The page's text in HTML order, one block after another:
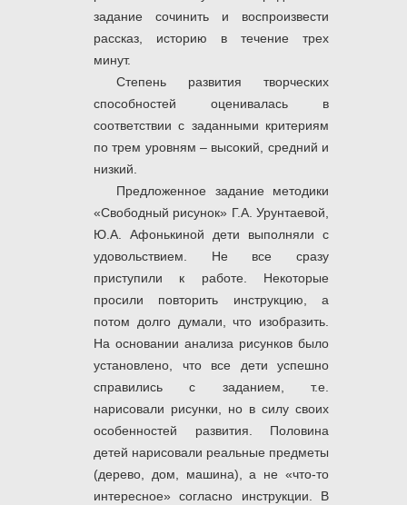
задание сочинить и воспроизвести
рассказ, историю в течение трех
минут.
Степень развития творческих
способностей оценивалась в
соответствии с заданными критериям
по трем уровням – высокий, средний и
низкий.
Предложенное задание методики
«Свободный рисунок» Г.А. Урунтаевой,
Ю.А. Афонькиной дети выполняли с
удовольствием. Не все сразу
приступили к работе. Некоторые
просили повторить инструкцию, а
потом долго думали, что изобразить.
На основании анализа рисунков было
установлено, что все дети успешно
справились с заданием, т.е.
нарисовали рисунки, но в силу своих
особенностей развития. Половина
детей нарисовали реальные предметы
(дерево, дом, машина), а не «что-то
интересное» согласно инструкции. В